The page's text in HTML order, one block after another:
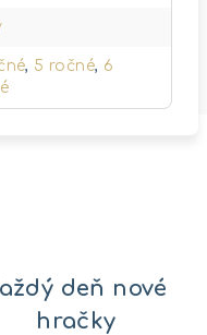
, 5 ročné, 6
deň nové
hračky